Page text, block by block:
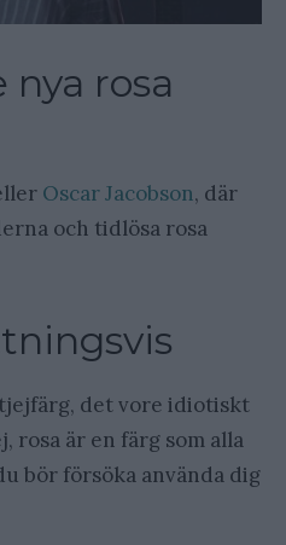
rosa
Oscar Jacobson, där
och tidlösa rosa
det vore idiotiskt
rosa är en färg som alla
bör försöka använda dig